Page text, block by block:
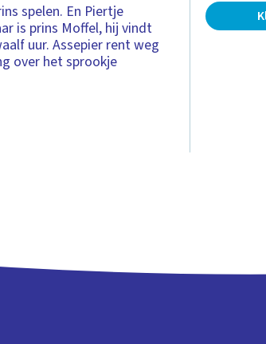
spelen. En Piertje
is prins Moffel, hij vindt
uur. Assepier rent weg
over het sprookje